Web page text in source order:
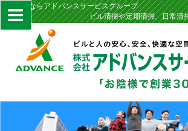
定期清掃ならアドバンスサービスグループ
ビル清掃や定期清掃、日常清